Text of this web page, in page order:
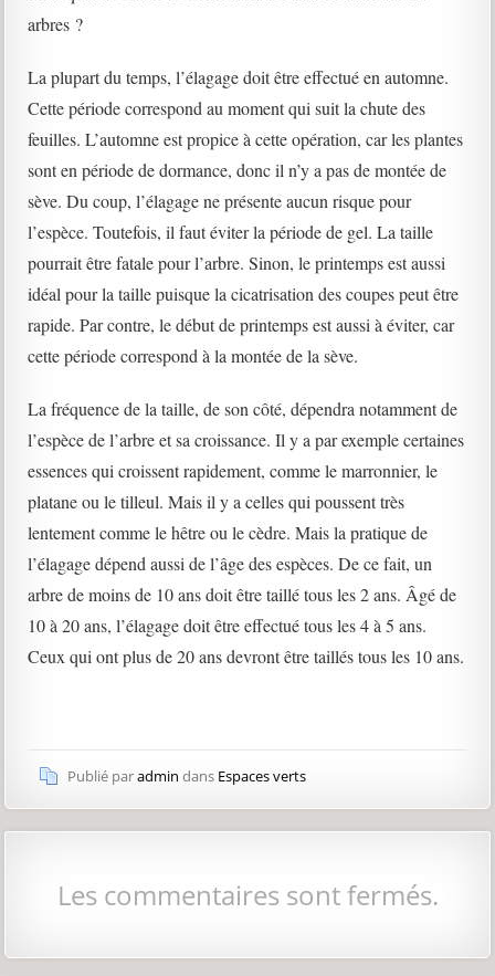
arbres ?
La plupart du temps, l’élagage doit être effectué en automne.
Cette période correspond au moment qui suit la chute des
feuilles. L’automne est propice à cette opération, car les plantes
sont en période de dormance, donc il n’y a pas de montée de
sève. Du coup, l’élagage ne présente aucun risque pour
l’espèce. Toutefois, il faut éviter la période de gel. La taille
pourrait être fatale pour l’arbre. Sinon, le printemps est aussi
idéal pour la taille puisque la cicatrisation des coupes peut être
rapide. Par contre, le début de printemps est aussi à éviter, car
cette période correspond à la montée de la sève.
La fréquence de la taille, de son côté, dépendra notamment de
l’espèce de l’arbre et sa croissance. Il y a par exemple certaines
essences qui croissent rapidement, comme le marronnier, le
platane ou le tilleul. Mais il y a celles qui poussent très
lentement comme le hêtre ou le cèdre. Mais la pratique de
l’élagage dépend aussi de l’âge des espèces. De ce fait, un
arbre de moins de 10 ans doit être taillé tous les 2 ans. Âgé de
10 à 20 ans, l’élagage doit être effectué tous les 4 à 5 ans.
Ceux qui ont plus de 20 ans devront être taillés tous les 10 ans.
Publié paradmin dans Espaces verts
Les commentaires sont fermés.